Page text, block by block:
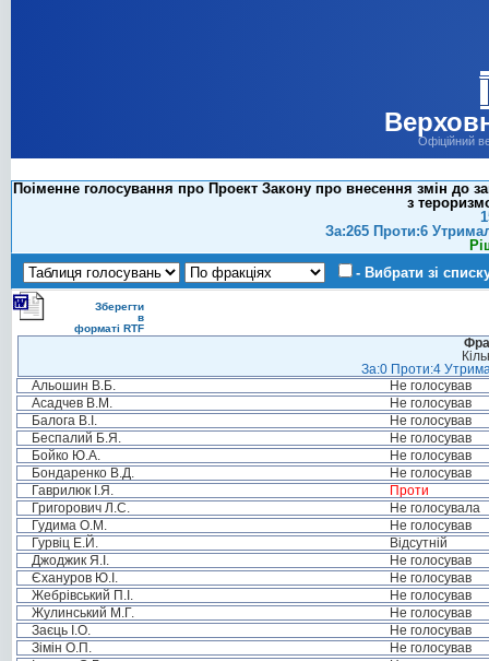
Офіційний
Поіменне голосування про Проект Закону про внесення змін до
з
За:265 Проти:6
- Вибрати зі
Зберегти
в
форматі RTF
За:0 Проти:4
Альошин В.Б.
Не голосував
Асадчев В.М.
Не голосував
Балога В.І.
Не голосував
Беспалий Б.Я.
Не голосував
Бойко Ю.А.
Не голосував
Бондаренко В.Д.
Не голосував
Гаврилюк І.Я.
Проти
Григорович Л.С.
Не голосувала
Гудима О.М.
Не голосував
Гурвіц Е.Й.
Відсутній
Джоджик Я.І.
Не голосував
Єхануров Ю.І.
Не голосував
Жебрівський П.І.
Не голосував
Жулинський М.Г.
Не голосував
Заєць І.О.
Не голосував
Зімін О.П.
Не голосував